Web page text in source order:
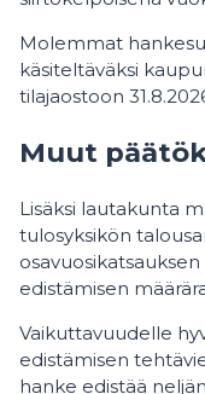
Molemmat
käsiteltäväksi
tilajaostoon
Muut
Lisäksi lautakunta
tulosyksikön
edistämisen
Vaikuttavuudelle
edistämisen
hanke edistää